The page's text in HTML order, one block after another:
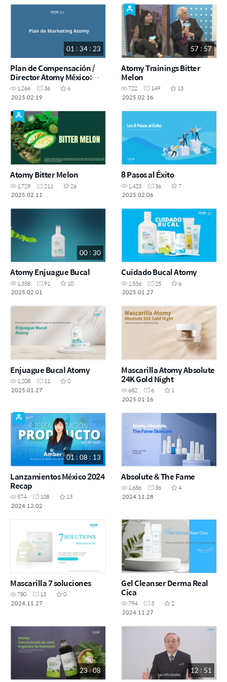
01 : 34 : 23
Plan de Compensación /
Director Atomy México:
Erick López
1,266 36
6
2025.02.19
57 : 57
Atomy Trainings Bitter
Melon
722 149
13
2025.02.16
Atomy Bitter Melon
1,729 211
26
2025.02.11
8 Pasos al Éxito
1,423 36
7
2025.02.06
00 : 30
Atomy Enjuague Bucal
1,358 91
10
2025.02.01
Cuidado Bucal Atomy
1,536 25
6
2025.01.27
Enjuague Bucal Atomy
1,208 11
0
2025.01.27
Mascarilla Atomy Absolute
24K Gold Night
682 6
1
2025.01.16
01 : 08 : 13
Lanzamientos México 2024
Recap
574 108
13
2024.12.02
Absolute & The Fame
1,686 36
4
2024.11.28
Mascarilla 7 soluciones
780 13
0
2024.11.27
Gel Cleanser Derma Real
Cica
794 3
2
2024.11.27
23 : 08 12 : 51